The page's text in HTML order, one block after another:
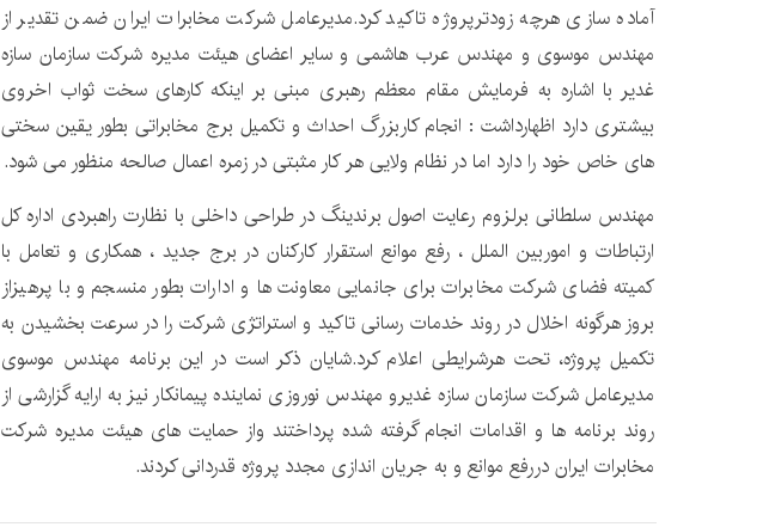
آماده سازی هرچه زودترپروژه تاکید کرد.مدیرعامل شرکت مخابرات ایران ضمن تقدیر از
مهندس موسوی و مهندس عرب هاشمی و سایر اعضای هیئت مدیره شرکت سازمان سازه
غدیر با اشاره به فرمایش مقام معظم رهبری مبنی بر اینکه کارهای سخت ثواب اخروی
بیشتری دارد اظهارداشت : انجام کاربزرگ احداث و تکمیل برج مخابراتی بطور یقین سختی
های خاص خود را دارد اما در نظام ولایی هر کار مثبتی در زمره اعمال صالحه منظور می شود.
مهندس سلطانی برلزوم رعایت اصول برندینگ در طراحی داخلی با نظارت راهبردی اداره کل
ارتباطات و اموربین الملل ، رفع موانع استقرار کارکنان در برج جدید ، همکاری و تعامل با
کمیته فضای شرکت مخابرات برای جانمایی معاونت ها و ادارات بطور منسجم و با پرهیزاز
بروز هرگونه اخلال در روند خدمات رسانی تاکید و استراتژی شرکت را در سرعت بخشیدن به
تکمیل پروژه، تحت هرشرایطی اعلام کرد.شایان ذکر است در این برنامه مهندس موسوی
مدیرعامل شرکت سازمان سازه غدیرو مهندس نوروزی نماینده پیمانکار نیز به ارایه گزارشی از
روند برنامه ها و اقدامات انجام گرفته شده پرداختند واز حمایت های هیئت مدیره شرکت
مخابرات ایران دررفع موانع و به جریان اندازی مجدد پروژه قدردانی کردند.